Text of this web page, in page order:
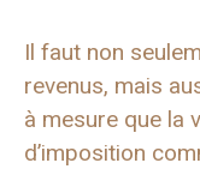
Il faut non
revenus, mais
à mesure que la
d’imposition